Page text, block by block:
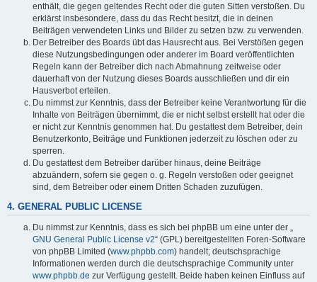
enthält, die gegen geltendes Recht oder die guten Sitten verstoßen. Du
erklärst insbesondere, dass du das Recht besitzt, die in deinen
Beiträgen verwendeten Links und Bilder zu setzen bzw. zu verwenden.
Der Betreiber des Boards übt das Hausrecht aus. Bei Verstößen gegen
diese Nutzungsbedingungen oder anderer im Board veröffentlichten
Regeln kann der Betreiber dich nach Abmahnung zeitweise oder
dauerhaft von der Nutzung dieses Boards ausschließen und dir ein
Hausverbot erteilen.
Du nimmst zur Kenntnis, dass der Betreiber keine Verantwortung für die
Inhalte von Beiträgen übernimmt, die er nicht selbst erstellt hat oder die
er nicht zur Kenntnis genommen hat. Du gestattest dem Betreiber, dein
Benutzerkonto, Beiträge und Funktionen jederzeit zu löschen oder zu
sperren.
Du gestattest dem Betreiber darüber hinaus, deine Beiträge
abzuändern, sofern sie gegen o. g. Regeln verstoßen oder geeignet
sind, dem Betreiber oder einem Dritten Schaden zuzufügen.
4. GENERAL PUBLIC LICENSE
Du nimmst zur Kenntnis, dass es sich bei phpBB um eine unter der „
GNU General Public License v2“ (GPL) bereitgestellten Foren-Software
von phpBB Limited (www.phpbb.com) handelt; deutschsprachige
Informationen werden durch die deutschsprachige Community unter
www.phpbb.de zur Verfügung gestellt. Beide haben keinen Einfluss auf